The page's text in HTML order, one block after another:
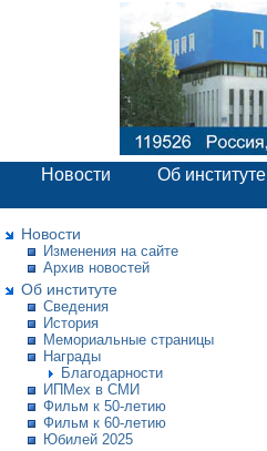
Новости Об институте
Новости
Изменения на сайте
Архив новостей
Об институте
Сведения
История
Мемориальные страницы
Награды
Благодарности
ИПМех в СМИ
Фильм к 50-летию
Фильм к 60-летию
Юбилей 2025